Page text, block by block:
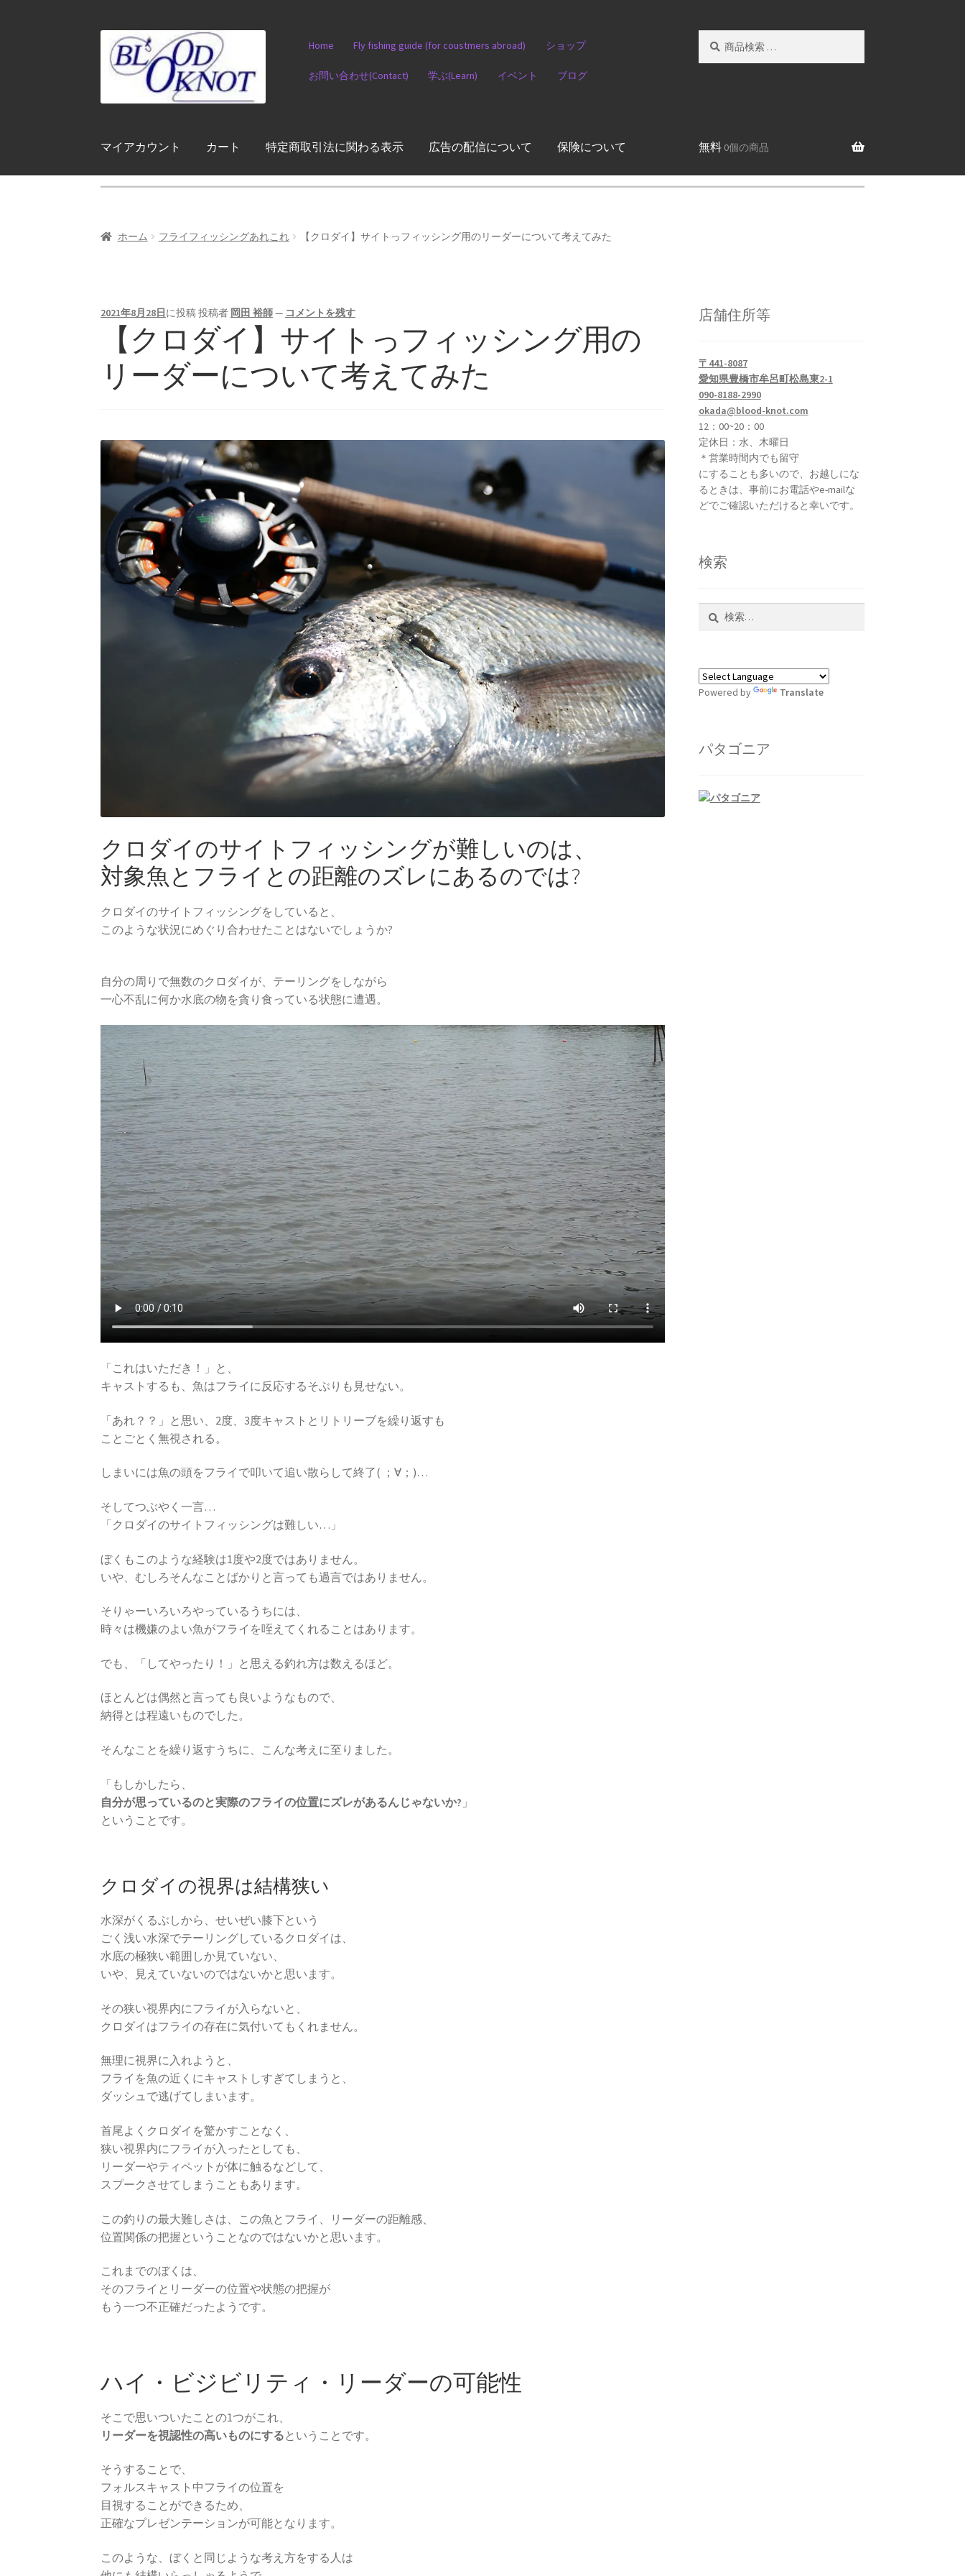
ビ
ン
プ
ン
ス
Home Fly fishing guide (for coustmers abroad) ショップ
お問い合わせ(Contact) 学ぶ(Learn) イベント ブログ
マイアカウント カート 特定商取引法に関わる表示 広告の配信について 保険について 無料 0個の商品
ホーム フライフィッシングあれこれ 【クロダイ】サイトっフィッシング用のリーダーについて考えてみた
2021年8月28日に投稿投稿者 岡田 裕師— コメントを残す
【クロダイ】サイトっフィッシング用の
リーダーについて考えてみた
クロダイのサイトフィッシングが難しいのは、
対象魚とフライとの距離のズレにあるのでは?
クロダイのサイトフィッシングをしていると、
このような状況にめぐり合わせたことはないでしょうか?
自分の周りで無数のクロダイが、テーリングをしながら
一心不乱に何か水底の物を貪り食っている状態に遭遇。
「これはいただき！」と、
キャストするも、魚はフライに反応するそぶりも見せない。
「あれ？？」と思い、2度、3度キャストとリトリーブを繰り返すも
ことごとく無視される。
しまいには魚の頭をフライで叩いて追い散らして終了( ；∀；)…
そしてつぶやく一言…
「クロダイのサイトフィッシングは難しい…」
ぼくもこのような経験は1度や2度ではありません。
いや、むしろそんなことばかりと言っても過言ではありません。
そりゃーいろいろやっているうちには、
時々は機嫌のよい魚がフライを咥えてくれることはあります。
でも、「してやったり！」と思える釣れ方は数えるほど。
ほとんどは偶然と言っても良いようなもので、
納得とは程遠いものでした。
そんなことを繰り返すうちに、こんな考えに至りました。
「もしかしたら、
自分が思っているのと実際のフライの位置にズレがあるんじゃないか? 」
ということです。
クロダイの視界は結構狭い
水深がくるぶしから、せいぜい膝下という
ごく浅い水深でテーリングしているクロダイは、
水底の極狭い範囲しか見ていない、
いや、見えていないのではないかと思います。
その狭い視界内にフライが入らないと、
クロダイはフライの存在に気付いてもくれません。
無理に視界に入れようと、
フライを魚の近くにキャストしすぎてしまうと、
ダッシュで逃げてしまいます。
首尾よくクロダイを驚かすことなく、
狭い視界内にフライが入ったとしても、
リーダーやティペットが体に触るなどして、
スプークさせてしまうこともあります。
この釣りの最大難しさは、この魚とフライ、リーダーの距離感、
位置関係の把握ということなのではないかと思います。
これまでのぼくは、
そのフライとリーダーの位置や状態の把握が
もう一つ不正確だったようです。
ハイ・ビジビリティ・リーダーの可能性
そこで思いついたことの1つがこれ、
リーダーを視認性の高いものにする ということです。
そうすることで、
フォルスキャスト中フライの位置を
目視することができるため、
正確なプレゼンテーションが可能となります。
このような、ぼくと同じような考え方をする人は
店舗住所等
〒441-8087
愛知県豊橋市牟呂町松島東2-1
090-8188-2990
okada@blood-knot.com
12：00~20：00
定休日：水、木曜日
＊営業時間内でも留守
にすることも多いので、お越しにな
るときは、事前にお電話やe-mailな
どでご確認いただけると幸いです。
検索
Powered by Translate
パタゴニア